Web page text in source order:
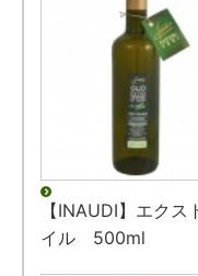
【INAUDI】エク
イル 500ml